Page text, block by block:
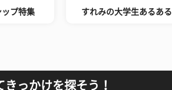
ップ特集 すれみの大学生あるある
っかけを探そう！